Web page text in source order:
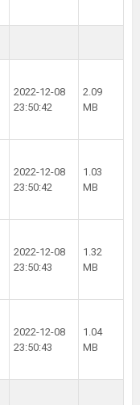
2022-12-08
23:50:42
2.09
MB
2022-12-08
23:50:42
1.03
MB
2022-12-08
23:50:43
1.32
MB
2022-12-08
23:50:43
1.04
MB